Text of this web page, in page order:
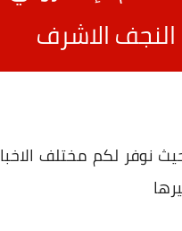
النجف الاشرف
نوفر لكم مختلف